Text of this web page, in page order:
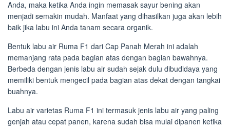
Anda, maka ketika Anda ingin memasak sayur bening akan
menjadi semakin mudah. Manfaat yang dihasilkan juga akan lebih
baik jika labu ini Anda tanam secara organik.
Bentuk labu air Ruma F1 dari Cap Panah Merah ini adalah
memanjang rata pada bagian atas dengan bagian bawahnya.
Berbeda dengan jenis labu air sudah sejak dulu dibudidaya yang
memiliki bentuk mengecil pada bagian atas dekat dengan tangkai
buahnya.
Labu air varietas Ruma F1 ini termasuk jenis labu air yang paling
genjah atau cepat panen, karena sudah bisa mulai dipanen ketika